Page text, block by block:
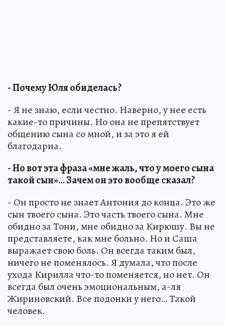
- Почему Юля обиделась?
- Я не знаю, если честно. Наверно, у нее есть
какие-то причины. Но она не препятствует
общению сына со мной, и за это я ей
благодарна.
- Но вот эта фраза «мне жаль, что у моего сына
такой сын»… Зачем он это вообще сказал?
- Он просто не знает Антония до конца. Это же
сын твоего сына. Это часть твоего сына. Мне
обидно за Тони, мне обидно за Кирюшу. Вы не
представляете, как мне больно. Но и Саша
выражает свою боль. Он всегда таким был,
ничего не поменялось. Я думала, что после
ухода Кирилла что-то поменяется, но нет. Он
всегда был очень эмоциональным, а-ля
Жириновский. Все подонки у него… Такой
человек.